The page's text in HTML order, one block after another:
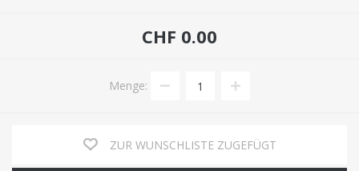
CHF 0.00
Menge:
ZUR WUNSCHLISTE ZUGEFÜGT